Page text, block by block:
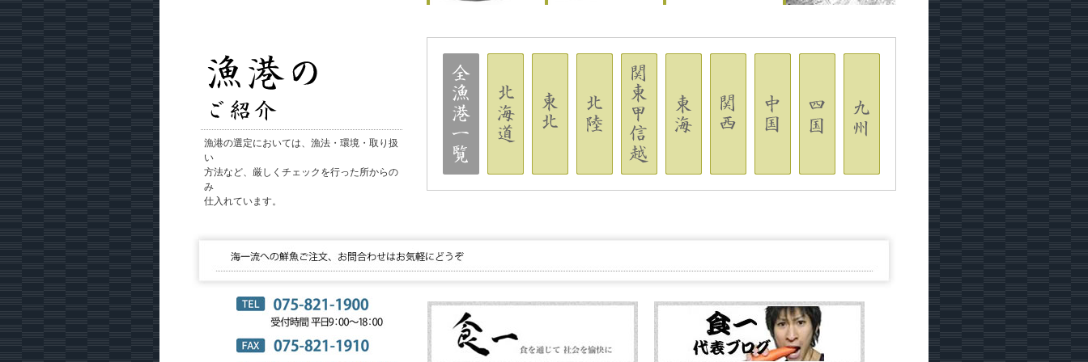
漁港の選定においては、漁法・環境・取り扱
い
方法など、厳しくチェックを行った所からの
み
仕入れています。